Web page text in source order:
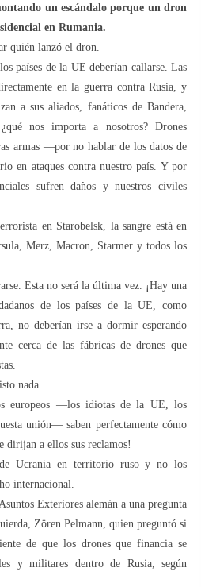
un escándalo porque un dron
en Rumania.
quién lanzó el dron.
países de la UE deberían callarse. Las
en la guerra contra Rusia, y
a sus aliados, fanáticos de Bandera,
nos importa a nosotros? Drones
armas —por no hablar de los datos de
en ataques contra nuestro país. Y por
sufren daños y nuestros civiles
en Starobelsk, la sangre está en
Merz, Macron, Starmer y todos los
Esta no será la última vez. ¡Hay una
de los países de la UE, como
no deberían irse a dormir esperando
cerca de las fábricas de drones que
nada.
europeos —los idiotas de la UE, los
unión— saben perfectamente cómo
dirijan a ellos sus reclamos!
de Ucrania en territorio ruso y no los
internacional.
Exteriores alemán a una pregunta
Zören Pelmann, quien preguntó si
de que los drones que financia se
y militares dentro de Rusia, según